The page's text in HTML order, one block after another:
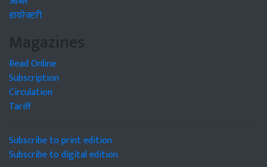
डायरेक्टरी
Magazines
Read Online
Subscription
Circulation
Tariff
Subscribe to print edition
Subscribe to digital edition